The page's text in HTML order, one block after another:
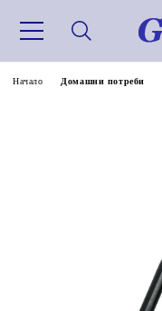
Начало Домашни потреби